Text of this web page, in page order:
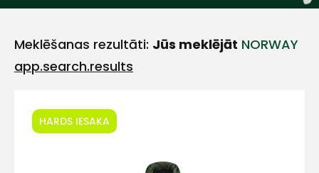
Meklēšanas rezultāti: Jūs meklējāt NORWAY
app.search.results
HARDS IESAKA